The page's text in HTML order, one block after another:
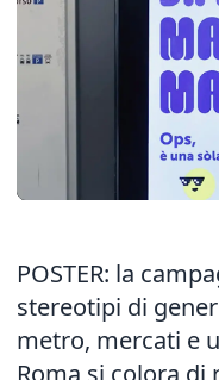
POSTER: la
stereotipi di
metro, mercati e
Roma si colora di